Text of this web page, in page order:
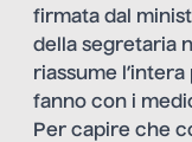
firmata dal
della segretaria
riassume
fanno con i
Per capire che